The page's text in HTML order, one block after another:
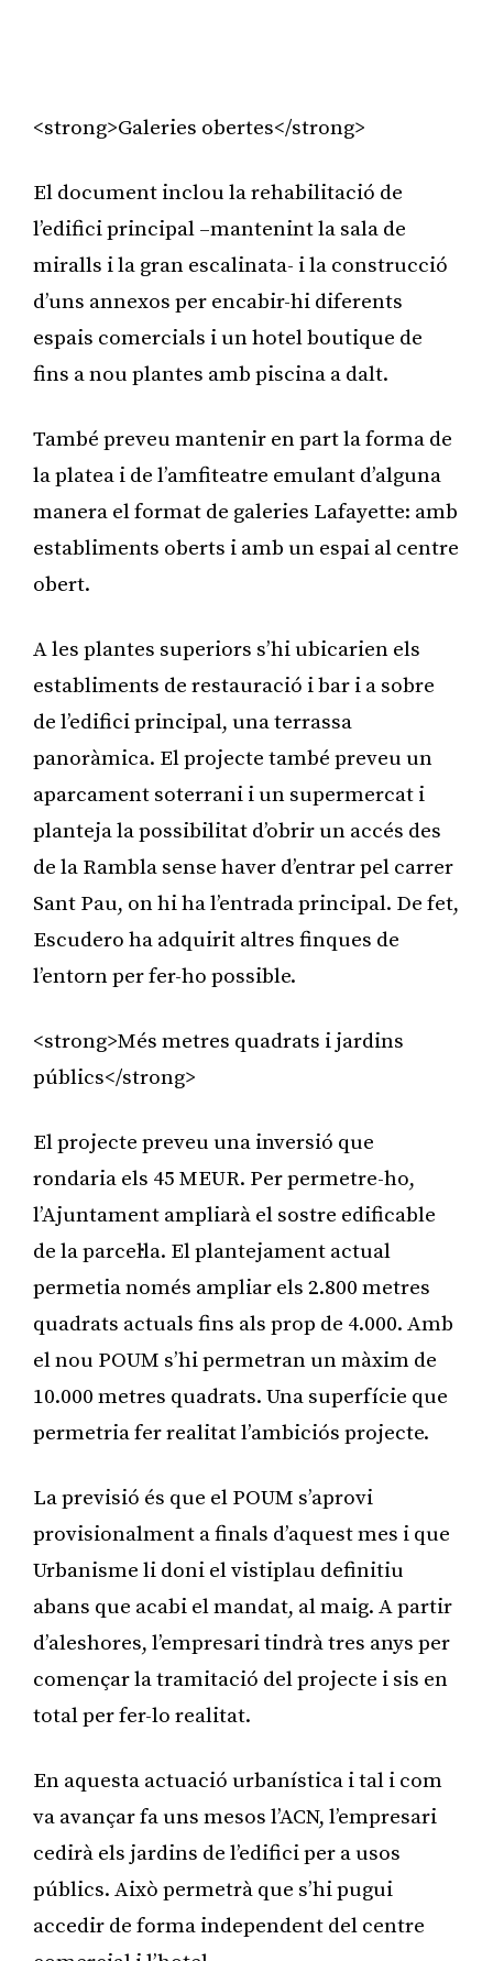
<strong>Galeries obertes</strong>
El document inclou la rehabilitació de
l’edifici principal –mantenint la sala de
miralls i la gran escalinata- i la construcció
d’uns annexos per encabir-hi diferents
espais comercials i un hotel boutique de
fins a nou plantes amb piscina a dalt.
També preveu mantenir en part la forma de
la platea i de l’amfiteatre emulant d’alguna
manera el format de galeries Lafayette: amb
establiments oberts i amb un espai al centre
obert.
A les plantes superiors s’hi ubicarien els
establiments de restauració i bar i a sobre
de l’edifici principal, una terrassa
panoràmica. El projecte també preveu un
aparcament soterrani i un supermercat i
planteja la possibilitat d’obrir un accés des
de la Rambla sense haver d’entrar pel carrer
Sant Pau, on hi ha l’entrada principal. De fet,
Escudero ha adquirit altres finques de
l’entorn per fer-ho possible.
<strong>Més metres quadrats i jardins
públics</strong>
El projecte preveu una inversió que
rondaria els 45 MEUR. Per permetre-ho,
l’Ajuntament ampliarà el sostre edificable
de la parcel·la. El plantejament actual
permetia només ampliar els 2.800 metres
quadrats actuals fins als prop de 4.000. Amb
el nou POUM s’hi permetran un màxim de
10.000 metres quadrats. Una superfície que
permetria fer realitat l’ambiciós projecte.
La previsió és que el POUM s’aprovi
provisionalment a finals d’aquest mes i que
Urbanisme li doni el vistiplau definitiu
abans que acabi el mandat, al maig. A partir
d’aleshores, l’empresari tindrà tres anys per
començar la tramitació del projecte i sis en
total per fer-lo realitat.
En aquesta actuació urbanística i tal i com
va avançar fa uns mesos l’ACN, l’empresari
cedirà els jardins de l’edifici per a usos
públics. Això permetrà que s’hi pugui
accedir de forma independent del centre